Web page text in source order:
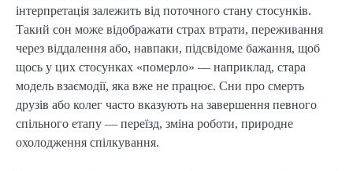
інтерпретація залежить від поточного стану стосунків.
Такий сон може відображати страх втрати, переживання
через віддалення або, навпаки, підсвідоме бажання, щоб
щось у цих стосунках «померло» — наприклад, стара
модель взаємодії, яка вже не працює. Сни про смерть
друзів або колег часто вказують на завершення певного
спільного етапу — переїзд, зміна роботи, природне
охолодження спілкування.